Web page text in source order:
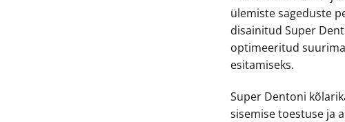
ülemiste sageduste
disainitud Super
optimeeritud
esitamiseks.
Super Dentoni
sisemise toestuse ja